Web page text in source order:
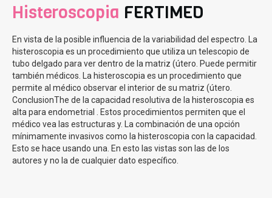
Histeroscopia FERTIMED
En vista de la posible influencia de la variabilidad del espectro. La
histeroscopia es un procedimiento que utiliza un telescopio de
tubo delgado para ver dentro de la matriz (útero. Puede permitir
también médicos. La histeroscopia es un procedimiento que
permite al médico observar el interior de su matriz (útero.
ConclusionThe de la capacidad resolutiva de la histeroscopia es
alta para endometrial . Estos procedimientos permiten que el
médico vea las estructuras y. La combinación de una opción
mínimamente invasivos como la histeroscopia con la capacidad.
Esto se hace usando una. En esto las vistas son las de los
autores y no la de cualquier dato específico.